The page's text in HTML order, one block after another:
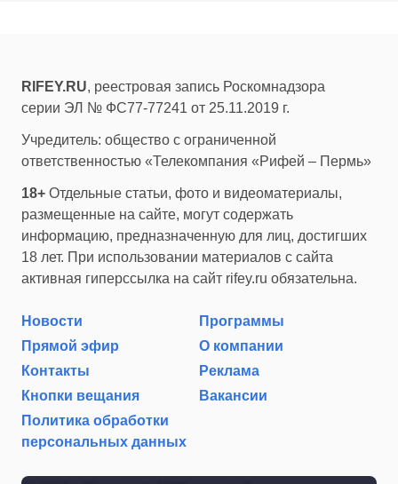
RIFEY.RU, реестровая запись Роскомнадзора
серии ЭЛ № ФС77-77241 от 25.11.2019 г.
Учредитель: общество с ограниченной
ответственностью «Телекомпания «Рифей – Пермь»
18+ Отдельные статьи, фото и видеоматериалы,
размещенные на сайте, могут содержать
информацию, предназначенную для лиц, достигших
18 лет. При использовании материалов с сайта
активная гиперссылка на сайт rifey.ru обязательна.
Новости
Программы
Прямой эфир
О компании
Контакты
Реклама
Кнопки вещания
Вакансии
Политика обработки
персональных данных